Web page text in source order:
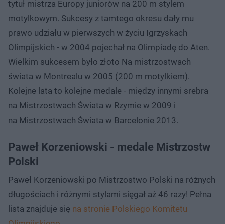
tytuł mistrza Europy juniorów na 200 m stylem
motylkowym. Sukcesy z tamtego okresu dały mu
prawo udziału w pierwszych w życiu Igrzyskach
Olimpijskich - w 2004 pojechał na Olimpiadę do Aten.
Wielkim sukcesem było złoto Na mistrzostwach
świata w Montrealu w 2005 (200 m motylkiem).
Kolejne lata to kolejne medale - między innymi srebra
na Mistrzostwach Świata w Rzymie w 2009 i
na Mistrzostwach Świata w Barcelonie 2013.
Paweł Korzeniowski - medale Mistrzostw
Polski
Paweł Korzeniowski po Mistrzostwo Polski na różnych
długościach i różnymi stylami sięgał aż 46 razy! Pełna
lista znajduje się na stronie Polskiego Komitetu